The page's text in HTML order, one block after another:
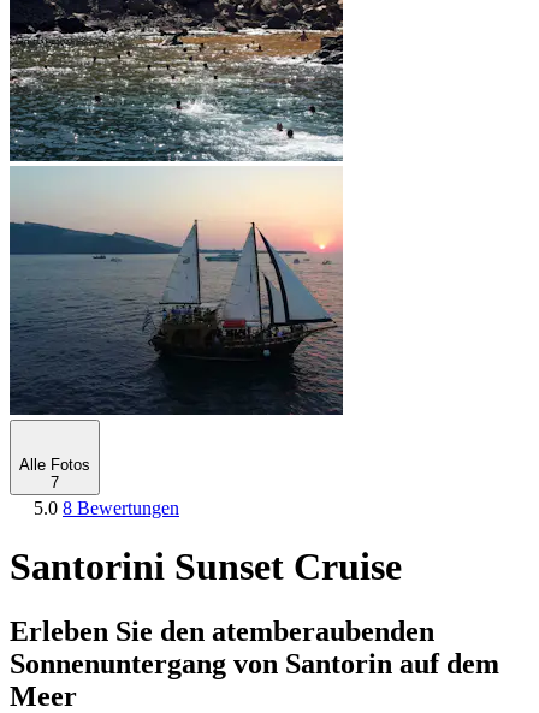
Alle Fotos
7
5.0 8 Bewertungen
Santorini Sunset Cruise
Erleben Sie den atemberaubenden
Sonnenuntergang von Santorin auf dem
Meer